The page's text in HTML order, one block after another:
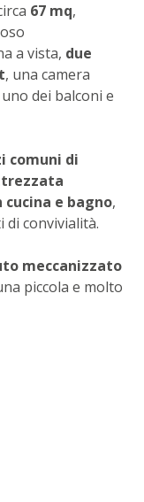
67 mq,
a vista, due
, una camera
dei balconi e
comuni di
cucina e bagno,
convivialità.
meccanizzato
piccola e molto